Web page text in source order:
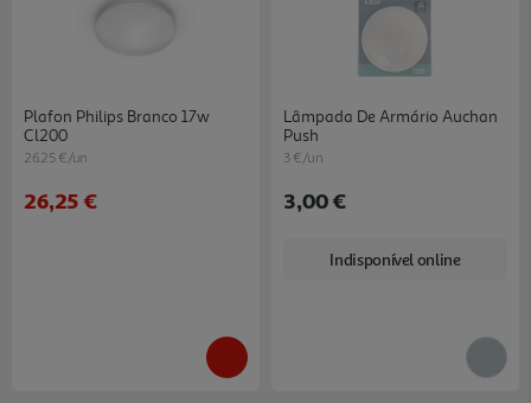
Plafon Philips Branco 17w
Cl200
26.25 €/un
26,25 €
Lâmpada De Armário Auchan
Push
3 €/un
3,00 €
Indisponível online